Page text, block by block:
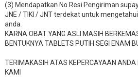
(3) Mendapatkan No Resi Pengiriman
JNE / TIKI / JNT terdekat untuk
anda.
KARNA OBAT YANG ASLI MASIH
BENTUKNYA TABLETS PUTIH SEGI ENAM
TERIMAKASIH ATAS KEPERCAYAAN ANDA
KAMI